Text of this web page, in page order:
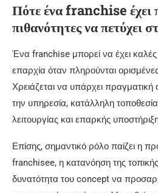
Πότε ένα franchise έχει
πιθανότητες να πετύχει
Ένα franchise μπορεί να έχει καλές
επαρχία όταν πληρούνται
Χρειάζεται να υπάρχει
την υπηρεσία, κατάλληλη
λειτουργίας και επαρκής
Επίσης, σημαντικό ρόλο παίζει η
franchisee, η κατανόηση της
δυνατότητα του concept να